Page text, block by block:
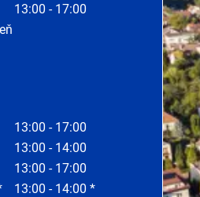
13:00 - 17:00
13:00 - 17:00
13:00 - 14:00
13:00 - 17:00
13:00 - 14:00 *